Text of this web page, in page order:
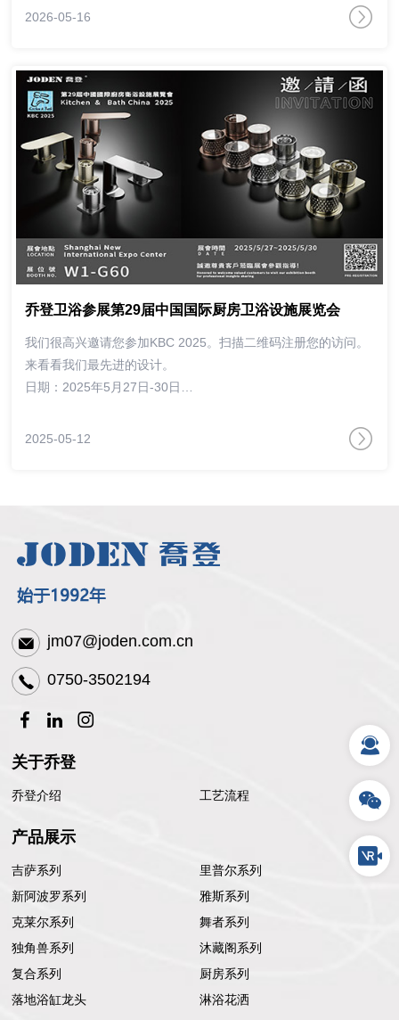
2026-05-16
乔登卫浴参展第29届中国国际厨房卫浴设施展览会
我们很高兴邀请您参加KBC 2025。扫描二维码注册您的访问。
来看看我们最先进的设计。
日期：2025年5月27日-30日
展位号：W1G60
2025-05-12
jm07@joden.com.cn
0750-3502194
关于乔登
乔登介绍 工艺流程
产品展示
吉萨系列
里普尔系列
新阿波罗系列
雅斯系列
克莱尔系列
舞者系列
独角兽系列
沐藏阁系列
复合系列
厨房系列
落地浴缸龙头
淋浴花洒